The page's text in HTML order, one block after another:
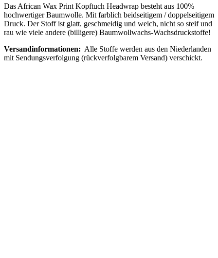
Das African Wax Print Kopftuch Headwrap besteht aus 100%
hochwertiger Baumwolle. Mit farblich beidseitigem / doppelseitigem
Druck. Der Stoff ist glatt, geschmeidig und weich, nicht so steif und
rau wie viele andere (billigere) Baumwollwachs-Wachsdruckstoffe!
Versandinformationen: Alle Stoffe werden aus den Niederlanden
mit Sendungsverfolgung (rückverfolgbarem Versand) verschickt.